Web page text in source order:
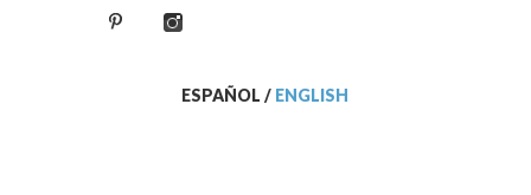
ESPAÑOL / ENGLISH